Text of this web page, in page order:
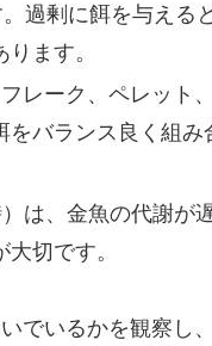
過剰に餌を与える
ます。
レーク、ペレット
バランス良く組み
は、金魚の代謝が
切です。
でいるかを観察し